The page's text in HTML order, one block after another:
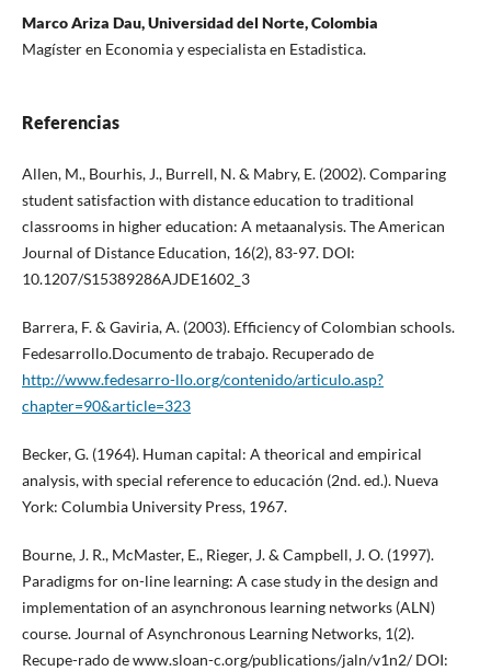
Marco Ariza Dau, Universidad del Norte, Colombia
Magíster en Economia y especialista en Estadistica.
Referencias
Allen, M., Bourhis, J., Burrell, N. & Mabry, E. (2002). Comparing
student satisfaction with distance education to traditional
classrooms in higher education: A metaanalysis. The American
Journal of Distance Education, 16(2), 83-97. DOI:
10.1207/S15389286AJDE1602_3
Barrera, F. & Gaviria, A. (2003). Efficiency of Colombian schools.
Fedesarrollo.Documento de trabajo. Recuperado de
http://www.fedesarro-llo.org/contenido/articulo.asp?
chapter=90&article=323
Becker, G. (1964). Human capital: A theorical and empirical
analysis, with special reference to educación (2nd. ed.). Nueva
York: Columbia University Press, 1967.
Bourne, J. R., McMaster, E., Rieger, J. & Campbell, J. O. (1997).
Paradigms for on-line learning: A case study in the design and
implementation of an asynchronous learning networks (ALN)
course. Journal of Asynchronous Learning Networks, 1(2).
Recupe-rado de www.sloan-c.org/publications/jaln/v1n2/ DOI: